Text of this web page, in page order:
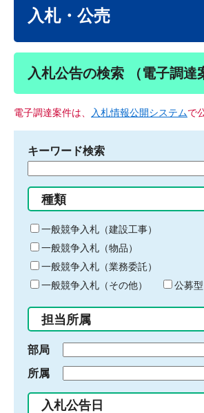
入札・公売
入札公告の検索 （電子調達
電子調達案件は、 入札情報公開システムで
キーワード検索
る
キ
ー
ワ
ー
ド
入
力
種類
一般競争入札（建設工事）
一般競争入札（物品）
一般競争入札（業務委託）
一般競争入札（その他）
公募
担当所属
部局
所属
入札公告日